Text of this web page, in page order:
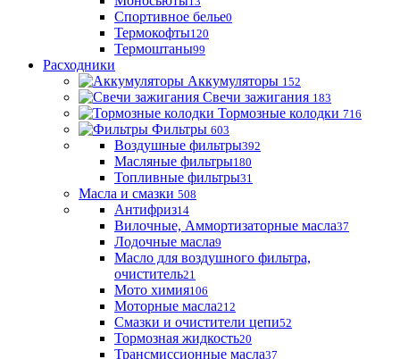
Спортивное белье0
Термокофты120
Термоштаны99
Расходники
Аккумуляторы 152
Свечи зажигания 183
Тормозные колодки 716
Фильтры 603
Воздушные фильтры392
Масляные фильтры180
Топливные фильтры31
Масла и смазки 508
Антифриз14
Вилочные, Аммортизаторные масла37
Лодочные масла9
Масло для воздушного фильтра,
очиститель21
Мото химия106
Моторные масла212
Смазки и очистители цепи52
Тормозная жидкость20
Трансмиссионные масла37